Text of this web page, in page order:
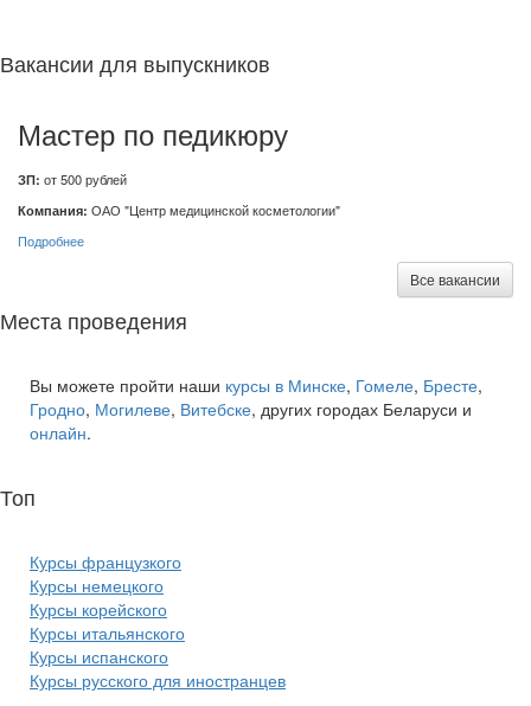
Вакансии для выпускников
Мастер по педикюру
ЗП: от 500 рублей
Компания: ОАО "Центр медицинской косметологии"
Подробнее
Все вакансии
Места проведения
Вы можете пройти наши курсы в Минске, Гомеле, Бресте,
Гродно, Могилеве, Витебске, других городах Беларуси и
онлайн.
Топ
Курсы французкого
Курсы немецкого
Курсы корейского
Курсы итальянского
Курсы испанского
Курсы русского для иностранцев